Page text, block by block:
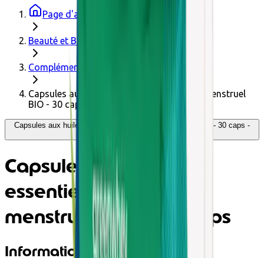
Page d'accueil
Beauté et Bien-être
Compléments alimentaires
Capsules aux huiles essentielles - 5 Cycle menstruel
BIO - 30 caps
Capsules aux huiles essentielles - 5 Cycle menstruel BIO - 30 caps -
Capsules aux huiles
essentielles - 5 Cycle
menstruel BIO - 30 caps
Informations produit